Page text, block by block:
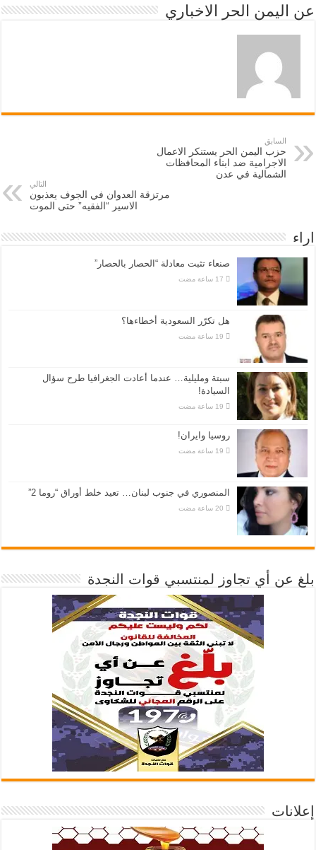
عن اليمن الحر الاخباري
السابق
حزب اليمن الحر يستنكر الاعمال
الاجرامية ضد ابناء المحافظات
الشمالية في عدن
التالي
مرتزقة العدوان في الجوف يعذبون
الاسير “الفقيه” حتى الموت
اراء
صنعاء تثبت معادلة “الحصار بالحصار”
هل تكرّر السعودية أخطاءها؟
سبتة ومليلية… عندما أعادت الجغرافيا طرح سؤال
السيادة!
روسيا وايران!
المنصوري في جنوب لبنان… تعيد خلط أوراق “روما 2”
بلغ عن أي تجاوز لمنتسبي قوات النجدة
إعلانات